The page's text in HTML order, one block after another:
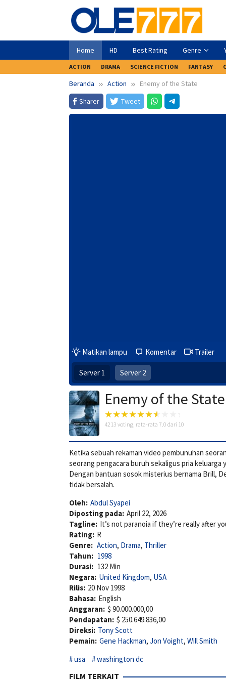
Home HD Best Rating Genre
ACTION DRAMA SCIENCE FICTION FANTASY
Beranda Action
Enemy of the State
Sharer
Tweet
Matikan lampu Komentar Trailer
Server 1 Server 2
Enemy of the State
4213 voting, rata-rata 7.0 dari 10
Ketika sebuah rekaman video pembunuhan
seorang pengacara buruh sekaligus pria
Dengan bantuan sosok misterius bernama Brill,
tidak bersalah.
Oleh: Abdul Syapei
Diposting pada: April 22, 2026
Tagline: It’s not paranoia if they’re really after
Rating: R
Genre: Action, Drama, Thriller
Tahun: 1998
Durasi: 132 Min
Negara: United Kingdom, USA
Rilis: 20 Nov 1998
Bahasa: English
Anggaran: $ 90.000.000,00
Pendapatan: $ 250.649.836,00
Direksi: Tony Scott
Pemain: Gene Hackman, Jon Voight, Will Smith
usa
washington dc
FILM TERKAIT